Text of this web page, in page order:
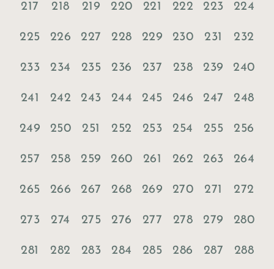
217 218 219 220 221 222 223 224
225 226 227 228 229 230 231 232
233 234 235 236 237 238 239 240
241 242 243 244 245 246 247 248
249 250 251 252 253 254 255 256
257 258 259 260 261 262 263 264
265 266 267 268 269 270 271 272
273 274 275 276 277 278 279 280
281 282 283 284 285 286 287 288